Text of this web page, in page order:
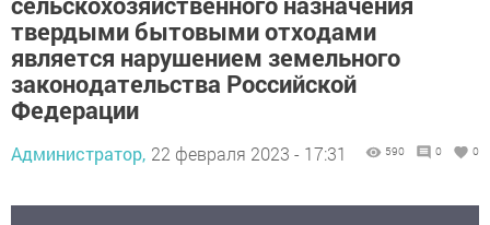
твердыми бытовыми отходами
является нарушением земельного
законодательства Российской
Федерации
Администратор, 22 февраля 2023 - 17:31 590 0 0